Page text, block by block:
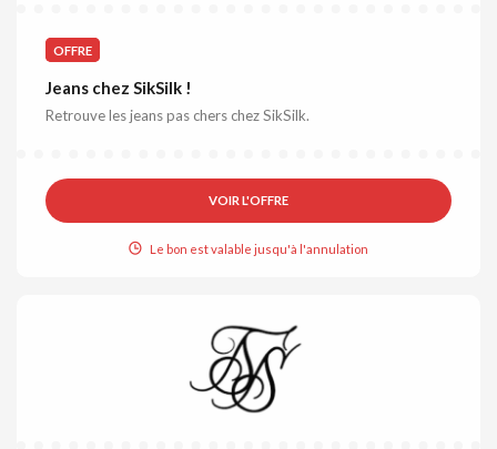
OFFRE
Jeans chez SikSilk !
Retrouve les jeans pas chers chez SikSilk.
VOIR L'OFFRE
Le bon est valable jusqu'à l'annulation